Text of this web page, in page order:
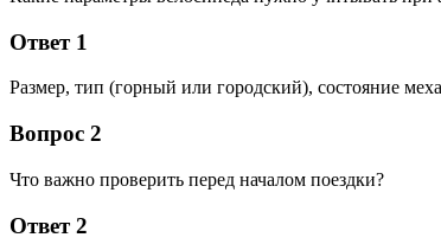
Ответ 1
Размер, тип (горный или городский), состояние
Вопрос 2
Что важно проверить перед началом поездки?
Ответ 2